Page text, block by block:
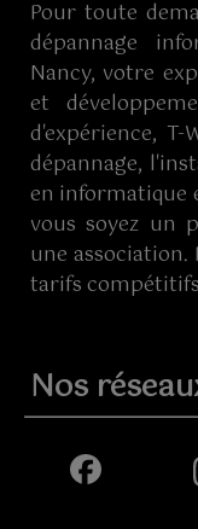
Pour toute
dépannage
Nancy, votre
et
d'expérience,
dépannage,
en informatique
vous soyez un
une association.
tarifs
Nos